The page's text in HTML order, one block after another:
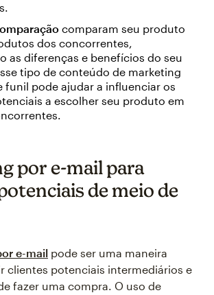
comparam seu produto
dos concorrentes,
as diferenças e benefícios do seu
tipo de conteúdo de marketing
funil pode ajudar a influenciar os
a escolher seu produto em
por e-mail para
de meio de
e-mail pode ser uma maneira
clientes potenciais intermediários e
fazer uma compra. O uso de